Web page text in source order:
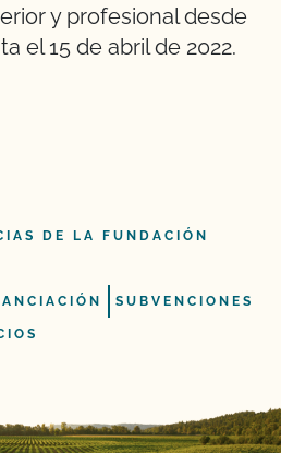
y profesional desde
el 15 de abril de 2022.
DE LA FUNDACIÓN
SUBVENCIONES